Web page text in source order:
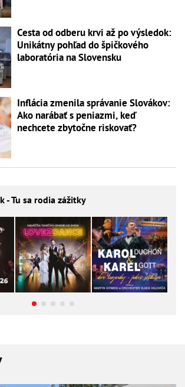
Cesta od odberu krvi až po výsledok:
Unikátny pohľad do špičkového
laboratória na Slovensku
Inflácia zmenila správanie Slovákov:
Ako narábať s peniazmi, keď
nechcete zbytočne riskovať?
- Tu sa rodia zážitky